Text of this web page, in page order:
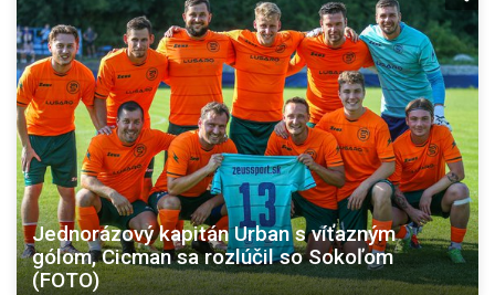
Jednorázový kapitán Urban s víťazným
gólom, Cicman sa rozlúčil so Sokoľom
(FOTO)